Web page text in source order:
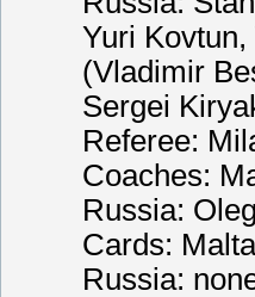
Yuri
(Vladimir
Sergei
Referee:
Coaches:
Russia:
Cards:
Russia: